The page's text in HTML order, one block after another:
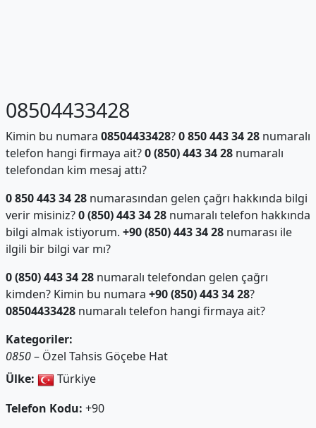
08504433428
Kimin bu numara 08504433428?0 850 443 34 28numaralı
telefon hangi firmaya ait?0 (850) 443 34 28numaralı
telefondan kim mesaj attı?
0 850 443 34 28numarasından gelen çağrı hakkında bilgi
verir misiniz?0 (850) 443 34 28numaralı telefon hakkında
bilgi almak istiyorum. +90 (850) 443 34 28numarası ile
ilgili bir bilgi var mı?
0 (850) 443 34 28numaralı telefondan gelen çağrı
kimden? Kimin bu numara +90 (850) 443 34 28?
08504433428numaralı telefon hangi firmaya ait?
Kategoriler:
0850– Özel Tahsis Göçebe Hat
Ülke:
Türkiye
Telefon Kodu: +90